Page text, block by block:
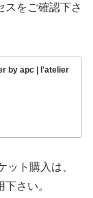
スをご確認下さ
by apc | l'atelier
ット購入は、
さい。